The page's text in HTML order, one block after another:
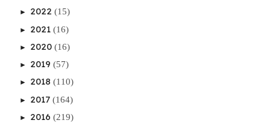
► 2022 (15)
► 2021 (16)
► 2020 (16)
► 2019 (57)
► 2018 (110)
► 2017 (164)
► 2016 (219)